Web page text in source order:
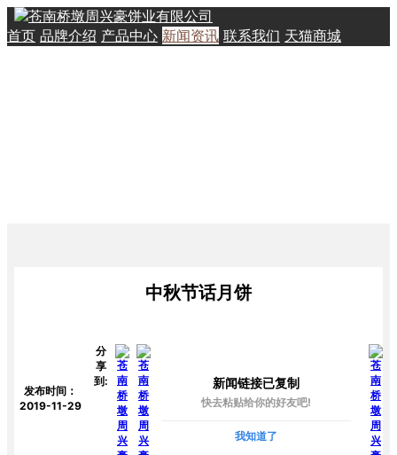
首页 品牌介绍 产品中心 新闻资讯 联系我们 天猫商城
中秋节话月饼
发布时间：
2019-11-29
分
享
到:
新闻链接已复制
快去粘贴给你的好友吧!
我知道了